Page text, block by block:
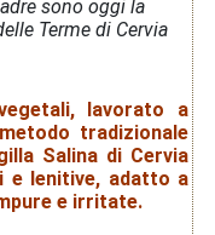
sono oggi la
Terme di Cervia
lavorato a
tradizionale
Salina di Cervia
e lenitive, adatto a
e irritate.